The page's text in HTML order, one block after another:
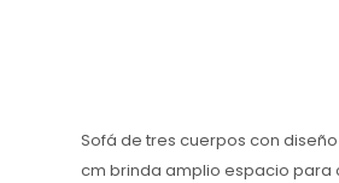
Sofá de tres cuerpos con
cm brinda amplio espacio para